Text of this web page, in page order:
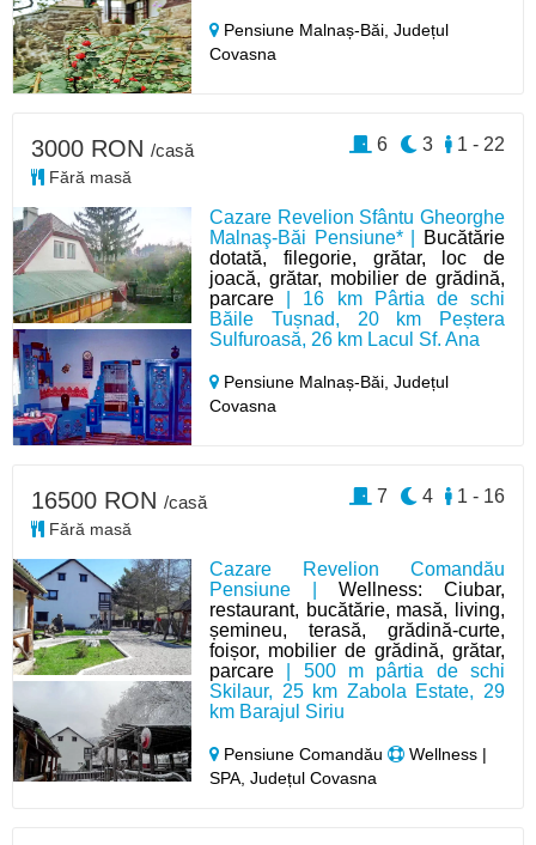
Pensiune Malnaș-Băi,Județul
Covasna
Cazare Revelion Sfântu Gheorghe
Malnaş-Băi Pensiune* |
Bucătărie
dotată, filegorie, grătar, loc de
joacă, grătar, mobilier de grădină,
parcare | 16 km Pârtia de schi
Băile Tușnad, 20 km Peștera
Sulfuroasă, 26 km Lacul Sf. Ana
Pensiune Malnaș-Băi,Județul
Covasna
3000 RON /casă
Fără masă
1 - 22
3
6
Cazare Revelion Comandău
Pensiune |Wellness: Ciubar,
restaurant, bucătărie, masă, living,
șemineu, terasă, grădină-curte,
foișor, mobilier de grădină, grătar,
parcare | 500 m pârtia de schi
Skilaur, 25 km Zabola Estate, 29
km Barajul Siriu
Pensiune Comandău
Wellness |
SPA, Județul Covasna
16500 RON /casă
Fără masă
1 - 16
4
7